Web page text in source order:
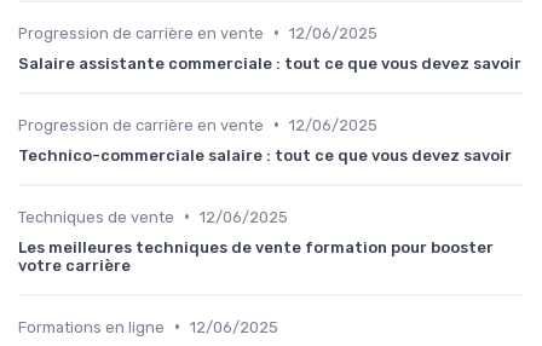
Progression de carrière en vente • 12/06/2025
Salaire assistante commerciale : tout ce que vous devez savoir
Progression de carrière en vente • 12/06/2025
Technico-commerciale salaire : tout ce que vous devez savoir
Techniques de vente • 12/06/2025
Les meilleures techniques de vente formation pour booster
votre carrière
Formations en ligne • 12/06/2025